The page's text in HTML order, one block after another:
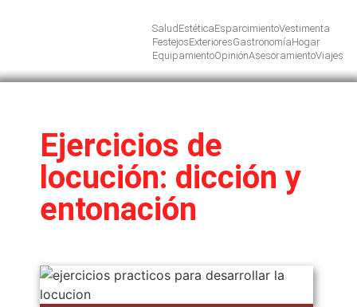
Salud EstéticaEsparcimientoVestimenta
FestejosExterioresGastronomíaHogar
EquipamientoOpiniónAsesoramientoViajes
Ejercicios de
locución: dicción y
entonación